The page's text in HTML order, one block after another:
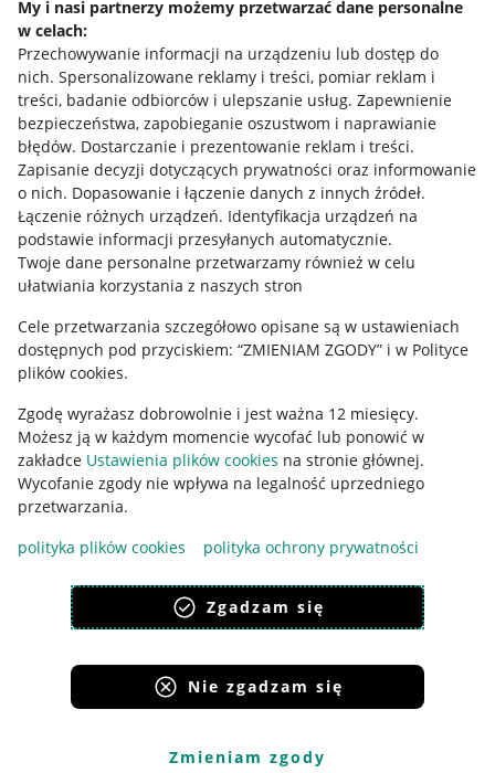
My i nasi partnerzy możemy przetwarzać dane personalne
w celach:
Przechowywanie informacji na urządzeniu lub dostęp do
nich. Spersonalizowane reklamy i treści, pomiar reklam i
treści, badanie odbiorców i ulepszanie usług. Zapewnienie
bezpieczeństwa, zapobieganie oszustwom i naprawianie
błędów. Dostarczanie i prezentowanie reklam i treści.
Zapisanie decyzji dotyczących prywatności oraz informowanie
o nich. Dopasowanie i łączenie danych z innych źródeł.
Łączenie różnych urządzeń. Identyfikacja urządzeń na
podstawie informacji przesyłanych automatycznie.
Twoje dane personalne przetwarzamy również w celu
ułatwiania korzystania z naszych stron
Cele przetwarzania szczegółowo opisane są w ustawieniach
dostępnych pod przyciskiem: “ZMIENIAM ZGODY” i w Polityce
plików cookies.
Zgodę wyrażasz dobrowolnie i jest ważna 12 miesięcy.
Możesz ją w każdym momencie wycofać lub ponowić w
zakładce Ustawienia plików cookies na stronie głównej.
Wycofanie zgody nie wpływa na legalność uprzedniego
przetwarzania.
polityka plików cookies
polityka ochrony prywatności
Zgadzam się
Nie zgadzam się
Zmieniam zgody
Allegro Gadane dla sprzedających
Allegro Gadane dla kupujących
Mapa miejscowości
Informacje prawne
Regulamin
Polityka plików "cookies"
Ustawienia plików "cookies"
Udostępnianie lokalizacji
Informacje dla Aktu o Usługach Cyfrowych
Pobierz aplikację
Korzystanie z serwisu oznacza akceptacjęregulaminu